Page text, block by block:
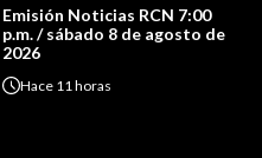
Emisión Noticias RCN 7:00
p.m. / sábado 8 de agosto de
2026
Hace 11 horas